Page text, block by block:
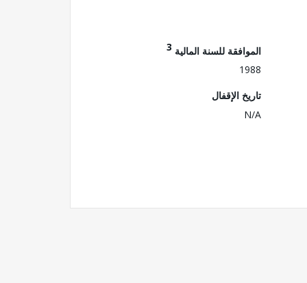
الموافقة للسنة المالية 3
1988
تاريخ الإقفال
N/A